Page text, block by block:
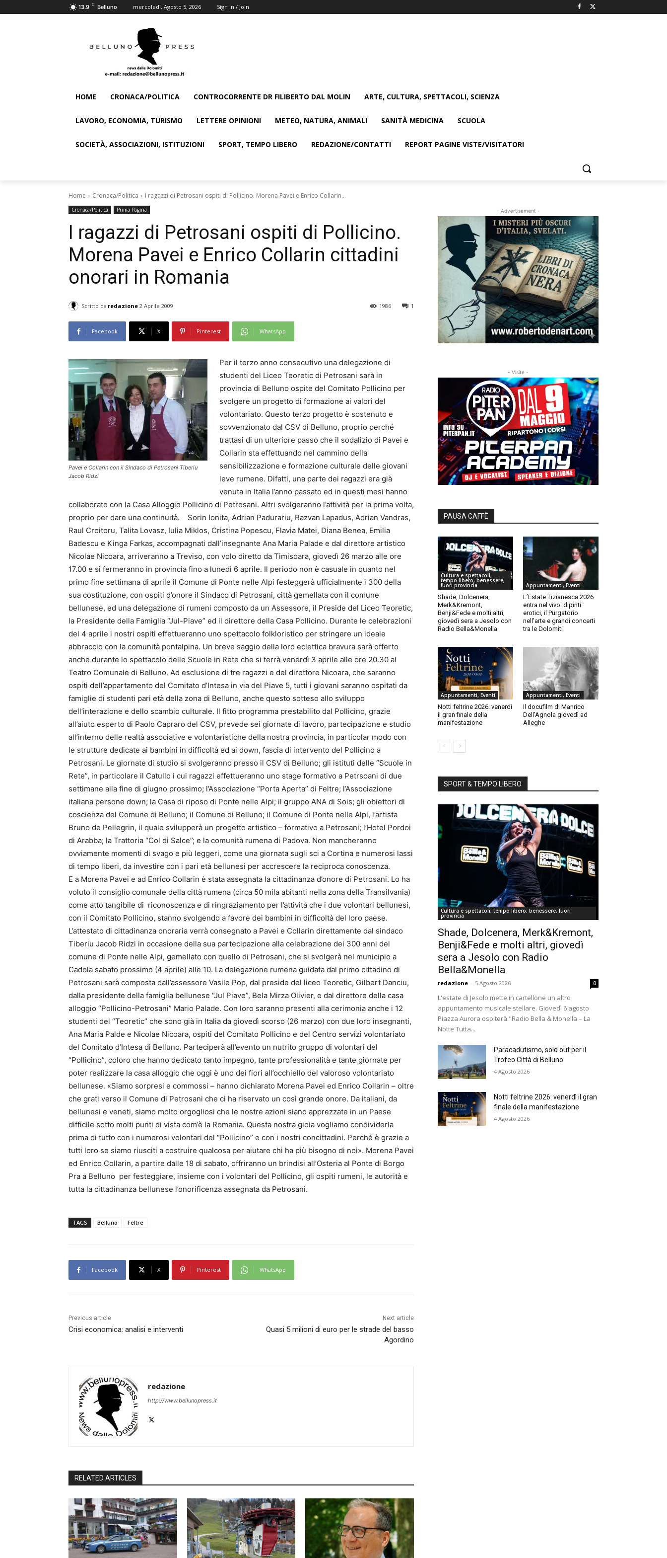
13.9 C Belluno mercoledì, Agosto 5, 2026 Sign in / Join
HOME CRONACA/POLITICA CONTROCORRENTE DR FILIBERTO DAL MOLIN ARTE, CULTURA, SPETTACOLI, SCIENZA
LAVORO, ECONOMIA, TURISMO LETTERE OPINIONI METEO, NATURA, ANIMALI SANITÀ MEDICINA SCUOLA
SOCIETÀ, ASSOCIAZIONI, ISTITUZIONI SPORT, TEMPO LIBERO REDAZIONE/CONTATTI REPORT PAGINE VISTE/VISITATORI
Home Cronaca/Politica I ragazzi di Petrosani ospiti di Pollicino. Morena Pavei e Enrico Collarin...
Cronaca/Politica Prima Pagina
I ragazzi di Petrosani ospiti di Pollicino.
Morena Pavei e Enrico Collarin cittadini
onorari in Romania
Scritto da redazione 2 Aprile 2009 1
1986
Facebook X Pinterest WhatsApp
Pavei e Collarin con il Sindaco di Petrosani Tiberiu
Jacob Ridzi
Per il terzo anno consecutivo una delegazione di
studenti del Liceo Teoretic di Petrosani sarà in
provincia di Belluno ospite del Comitato Pollicino per
svolgere un progetto di formazione ai valori del
volontariato. Questo terzo progetto è sostenuto e
sovvenzionato dal CSV di Belluno, proprio perché
trattasi di un ulteriore passo che il sodalizio di Pavei e
Collarin sta effettuando nel cammino della
sensibilizzazione e formazione culturale delle giovani
leve rumene. Difatti, una parte dei ragazzi era già
venuta in Italia l’anno passato ed in questi mesi hanno
collaborato con la Casa Alloggio Pollicino di Petrosani. Altri svolgeranno l’attività per la prima volta,
proprio per dare una continuità. Sorin Ionita, Adrian Padurariu, Razvan Lapadus, Adrian Vandras,
Raul Croitoru, Talita Lovasz, Iulia Miklos, Cristina Popescu, Flavia Matei, Diana Benea, Emilia
Badescu e Kinga Farkas, accompagnati dall’insegnante Ana Maria Palade e dal direttore artistico
Nicolae Nicoara, arriveranno a Treviso, con volo diretto da Timisoara, giovedì 26 marzo alle ore
17.00 e si fermeranno in provincia fino a lunedì 6 aprile. Il periodo non è casuale in quanto nel
primo fine settimana di aprile il Comune di Ponte nelle Alpi festeggerà ufficialmente i 300 della
sua costituzione, con ospiti d’onore il Sindaco di Petrosani, città gemellata con il comune
bellunese, ed una delegazione di rumeni composto da un Assessore, il Preside del Liceo Teoretic,
la Presidente della Famiglia “Jul-Piave” ed il direttore della Casa Pollicino. Durante le celebrazioni
del 4 aprile i nostri ospiti effettueranno uno spettacolo folkloristico per stringere un ideale
abbraccio con la comunità pontalpina. Un breve saggio della loro eclettica bravura sarà offerto
anche durante lo spettacolo delle Scuole in Rete che si terrà venerdì 3 aprile alle ore 20.30 al
Teatro Comunale di Belluno. Ad esclusione di tre ragazzi e del direttore Nicoara, che saranno
ospiti dell’appartamento del Comitato d’Intesa in via del Piave 5, tutti i giovani saranno ospitati da
famiglie di studenti pari età della zona di Belluno, anche questo sotteso allo sviluppo
dell’interazione e dello scambio culturale. Il fitto programma prestabilito dal Pollicino, grazie
all’aiuto esperto di Paolo Capraro del CSV, prevede sei giornate di lavoro, partecipazione e studio
all’interno delle realtà associative e volontaristiche della nostra provincia, in particolar modo con
le strutture dedicate ai bambini in difficoltà ed ai down, fascia di intervento del Pollicino a
Petrosani. Le giornate di studio si svolgeranno presso il CSV di Belluno; gli istituti delle “Scuole in
Rete”, in particolare il Catullo i cui ragazzi effettueranno uno stage formativo a Petrsoani di due
settimane alla fine di giugno prossimo; l’Associazione “Porta Aperta” di Feltre; l’Associazione
italiana persone down; la Casa di riposo di Ponte nelle Alpi; il gruppo ANA di Sois; gli obiettori di
coscienza del Comune di Belluno; il Comune di Belluno; il Comune di Ponte nelle Alpi, l’artista
Bruno de Pellegrin, il quale svilupperà un progetto artistico – formativo a Petrosani; l’Hotel Pordoi
di Arabba; la Trattoria “Col di Salce”; e la comunità rumena di Padova. Non mancheranno
ovviamente momenti di svago e più leggeri, come una giornata sugli sci a Cortina e numerosi lassi
di tempo liberi, da investire con i pari età bellunesi per accrescere la reciproca conoscenza.
E a Morena Pavei e ad Enrico Collarin è stata assegnata la cittadinanza d’onore di Petrosani. Lo ha
voluto il consiglio comunale della città rumena (circa 50 mila abitanti nella zona della Transilvania)
come atto tangibile di riconoscenza e di ringraziamento per l’attività che i due volontari bellunesi,
con il Comitato Pollicino, stanno svolgendo a favore dei bambini in difficoltà del loro paese.
L’attestato di cittadinanza onoraria verrà consegnato a Pavei e Collarin direttamente dal sindaco
Tiberiu Jacob Ridzi in occasione della sua partecipazione alla celebrazione dei 300 anni del
comune di Ponte nelle Alpi, gemellato con quello di Petrosani, che si svolgerà nel municipio a
Cadola sabato prossimo (4 aprile) alle 10. La delegazione rumena guidata dal primo cittadino di
Petrosani sarà composta dall’assessore Vasile Pop, dal preside del liceo Teoretic, Gilbert Danciu,
dalla presidente della famiglia bellunese “Jul Piave”, Bela Mirza Olivier, e dal direttore della casa
alloggio “Pollicino-Petrosani” Mario Palade. Con loro saranno presenti alla cerimonia anche i 12
studenti del “Teoretic” che sono già in Italia da giovedì scorso (26 marzo) con due loro insegnanti,
Ana Maria Palde e Nicolae Nicoara, ospiti del Comitato Pollicino e del Centro servizi volontariato
del Comitato d’Intesa di Belluno. Parteciperà all’evento un nutrito gruppo di volontari del
“Pollicino”, coloro che hanno dedicato tanto impegno, tante professionalità e tante giornate per
poter realizzare la casa alloggio che oggi è uno dei fiori all’occhiello del valoroso volontariato
bellunese. «Siamo sorpresi e commossi – hanno dichiarato Morena Pavei ed Enrico Collarin – oltre
che grati verso il Comune di Petrosani che ci ha riservato un così grande onore. Da italiani, da
bellunesi e veneti, siamo molto orgogliosi che le nostre azioni siano apprezzate in un Paese
difficile sotto molti punti di vista com’è la Romania. Questa nostra gioia vogliamo condividerla
prima di tutto con i numerosi volontari del “Pollicino” e con i nostri concittadini. Perché è grazie a
tutti loro se siamo riusciti a costruire qualcosa per aiutare chi ha più bisogno di noi». Morena Pavei
ed Enrico Collarin, a partire dalle 18 di sabato, offriranno un brindisi all’Osteria al Ponte di Borgo
Pra a Belluno per festeggiare, insieme con i volontari del Pollicino, gli ospiti rumeni, le autorità e
tutta la cittadinanza bellunese l’onorificenza assegnata da Petrosani.
TAGS Belluno Feltre
Facebook X Pinterest WhatsApp
Previous article
Crisi economica: analisi e interventi
Next article
Quasi 5 milioni di euro per le strade del basso
Agordino
redazione
http://www.bellunopress.it
RELATED ARTICLES
- Advertisement -
- Visite -
PAUSA CAFFÈ
Cultura e spettacoli,
tempo libero, benessere,
fuori provincia
Shade, Dolcenera,
Merk&Kremont,
Benji&Fede e molti altri,
giovedì sera a Jesolo con
Radio Bella&Monella
Appuntamenti, Eventi
L’Estate Tizianesca 2026
entra nel vivo: dipinti
erotici, il Purgatorio
nell’arte e grandi concerti
tra le Dolomiti
Appuntamenti, Eventi
Notti feltrine 2026: venerdì
il gran finale della
manifestazione
Appuntamenti, Eventi
Il docufilm di Manrico
Dell’Agnola giovedì ad
Alleghe
SPORT & TEMPO LIBERO
Cultura e spettacoli, tempo libero, benessere, fuori
provincia
Shade, Dolcenera, Merk&Kremont,
Benji&Fede e molti altri, giovedì
sera a Jesolo con Radio
Bella&Monella
redazione - 5 Agosto 2026 0
L'estate di Jesolo mette in cartellone un altro
appuntamento musicale stellare. Giovedì 6 agosto
Piazza Aurora ospiterà "Radio Bella & Monella – La
Notte Tutta...
Paracadutismo, sold out per il
Trofeo Città di Belluno
4 Agosto 2026
Notti feltrine 2026: venerdì il gran
finale della manifestazione
4 Agosto 2026